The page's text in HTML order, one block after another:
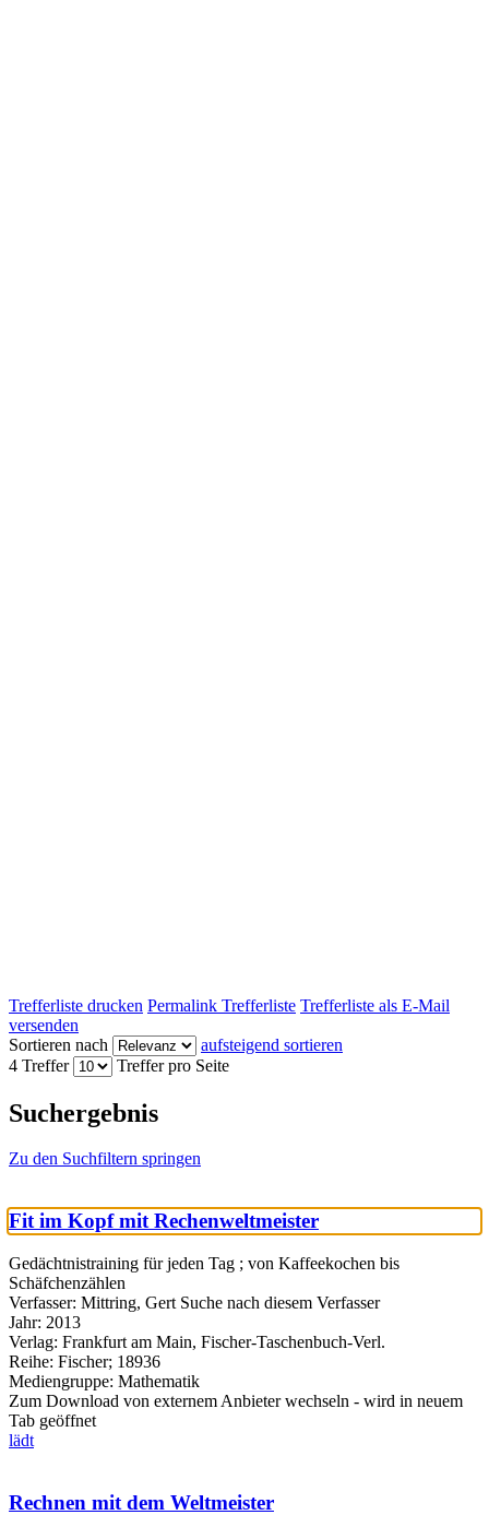
Trefferliste drucken Permalink Trefferliste Trefferliste als E-Mail
versenden
Sortieren nach
aufsteigend sortieren
4 Treffer
Treffer pro Seite
Suchergebnis
Zu den Suchfiltern springen
Fit im Kopf mit Rechenweltmeister
Gedächtnistraining für jeden Tag ; von Kaffeekochen bis
Schäfchenzählen
Verfasser: Mittring, Gert Suche nach diesem Verfasser
Jahr: 2013
Verlag: Frankfurt am Main, Fischer-Taschenbuch-Verl.
Reihe: Fischer; 18936
Mediengruppe: Mathematik
Zum Download von externem Anbieter wechseln - wird in neuem
Tab geöffnet
lädt
Rechnen mit dem Weltmeister